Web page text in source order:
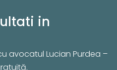
in
avocatul Lucian Purdea –